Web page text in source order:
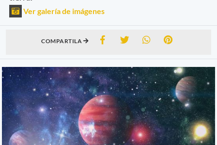
Ver galería de imágenes
COMPARTILA